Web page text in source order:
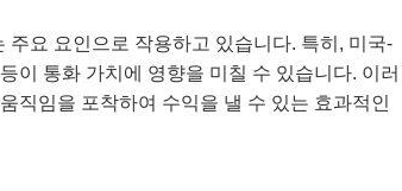
요 요인으로 작용하고 있습니다. 특히, 미국-
이 통화 가치에 영향을 미칠 수 있습니다. 이러
직임을 포착하여 수익을 낼 수 있는 효과적인